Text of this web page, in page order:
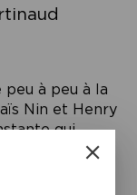
peu à peu à la
Nin et Henry
qui
l’évolution
en